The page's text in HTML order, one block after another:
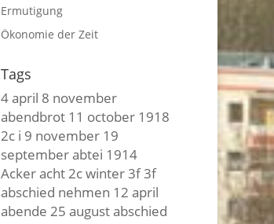
Ermutigung
Ökonomie der Zeit
Tags
4 april 8 november
abendbrot 11 october 1918
2c i 9 november 19
septemberabtei 1914
Ackeracht2c winter3f 3f
abschied nehmen 12 april
abende 25 augustabschied